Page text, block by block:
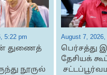
5:22 pm
துணைத்
நூருல்
August 7, 2026,
பெர்சத்து
தேசியக்